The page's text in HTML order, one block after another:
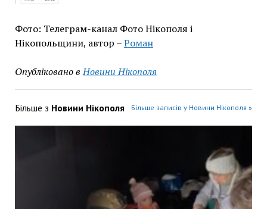
Фото: Телеграм-канал Фото Нікополя і
Нікопольщини, автор –Роман
Опубліковано в Новини Нікополя
Більше з Новини Нікополя Більше записів у Новини Нікополя »